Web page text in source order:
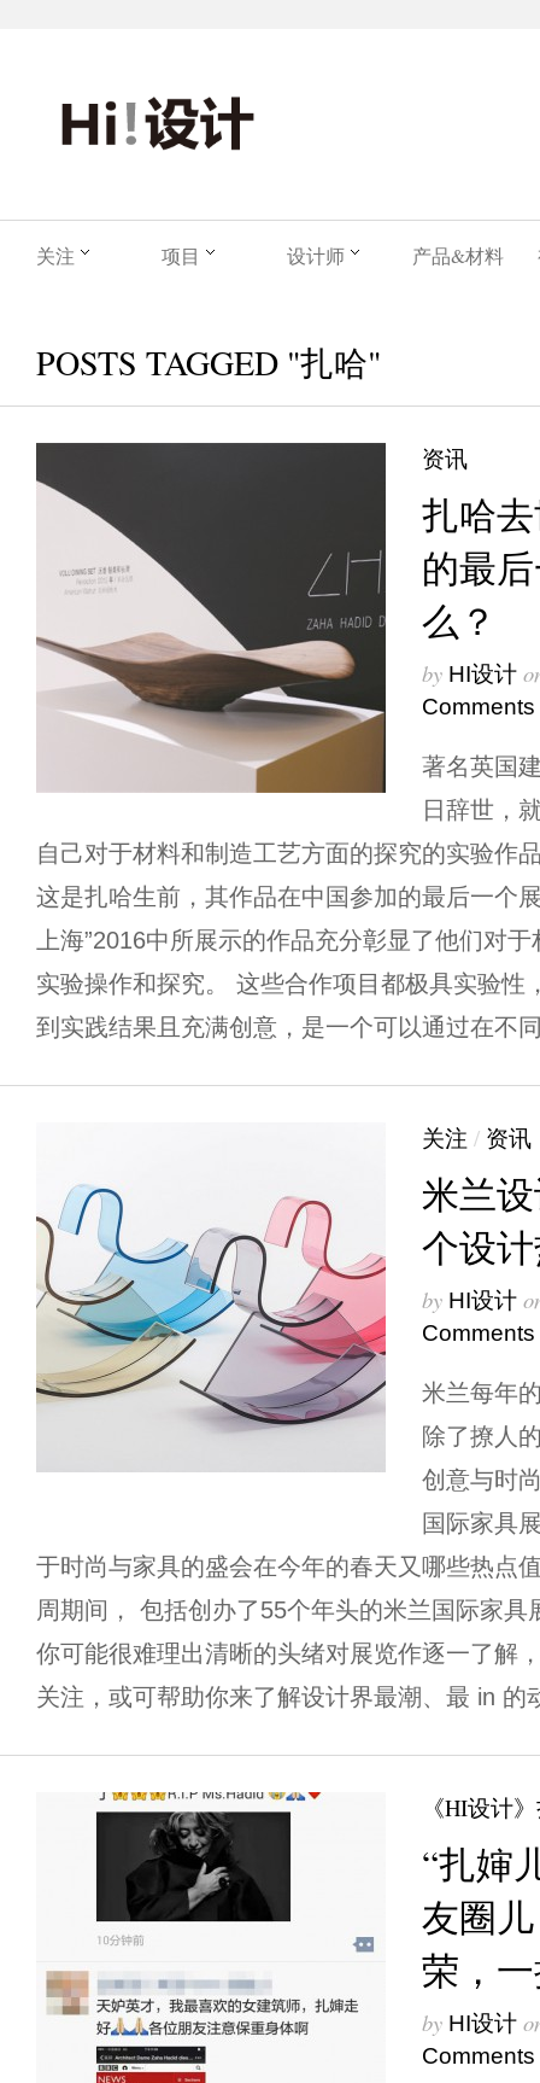
关注 项目 设计师 产品&材料
POSTS TAGGED "扎哈"
资讯
扎哈
的最
么？
by HI设计
Comments
著名英国
日辞世，
自己对于材料和制造工艺方面的探究的实验作
这是扎哈生前，其作品在中国参加的最后一个
上海”2016中所展示的作品充分彰显了他们对
实验操作和探究。 这些合作项目都极具实验性
到实践结果且充满创意，是一个可以通过在不
关注 / 资讯
米兰
个设
by HI设计
Comments
米兰每年
除了撩人
创意与时
国际家具
于时尚与家具的盛会在今年的春天又哪些热点
周期间， 包括创办了55个年头的米兰国际家具
你可能很难理出清晰的头绪对展览作逐一了解
关注，或可帮助你来了解设计界最潮、最 in
《HI设计
“扎婶
友圈
荣，
by HI设计
Comments